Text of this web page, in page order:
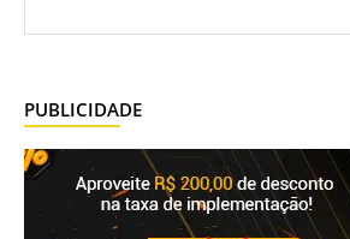
PUBLICIDADE